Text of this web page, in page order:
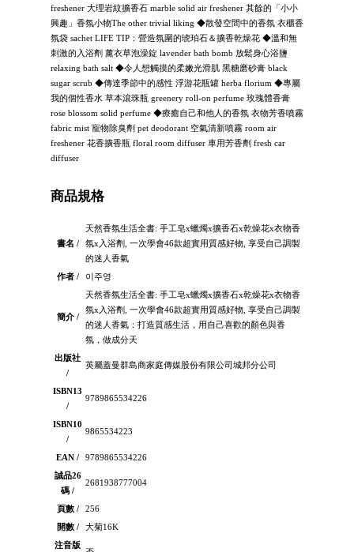
freshener 大理岩紋擴香石 marble solid air freshener 其餘的「小小
興趣」香氛小物The other trivial liking ◆散發空間中的香氛 衣櫃香
氛袋 sachet LIFE TIP：營造氛圍的琥珀石＆擴香乾燥花 ◆溫和無
刺激的入浴劑 薰衣草泡澡錠 lavender bath bomb 放鬆身心浴鹽
relaxing bath salt ◆令人想觸摸的柔嫩光滑肌 黑糖磨砂膏 black
sugar scrub ◆傳達季節中的感性 浮游花瓶罐 herba florium ◆專屬
我的個性香水 草本滾珠瓶 greenery roll-on perfume 玫瑰體香膏
rose blossom solid perfume ◆療癒自己和他人的香氛 衣物芳香噴霧
fabric mist 寵物除臭劑 pet deodorant 空氣清新噴霧 room air
freshener 花香擴香瓶 floral room diffuser 車用芳香劑 fresh car
diffuser
商品規格
書名 /
天然香氛生活全書: 手工皂x蠟燭x擴香石x乾燥花x衣物香
氛x入浴劑, 一次學會46款超實用質感好物, 享受自己調製
的迷人香氣
作者 /
이주영
簡介 /
天然香氛生活全書: 手工皂x蠟燭x擴香石x乾燥花x衣物香
氛x入浴劑, 一次學會46款超實用質感好物, 享受自己調製
的迷人香氣：打造質感生活，用自己喜歡的顏色與香
氛，做成分天
出版社
/
英屬蓋曼群島商家庭傳媒股份有限公司城邦分公司
ISBN13
/
9789865534226
ISBN10
/
9865534223
EAN /
9789865534226
誠品26
碼 /
2681938777004
頁數 /
256
開數 /
大菊16K
注音版